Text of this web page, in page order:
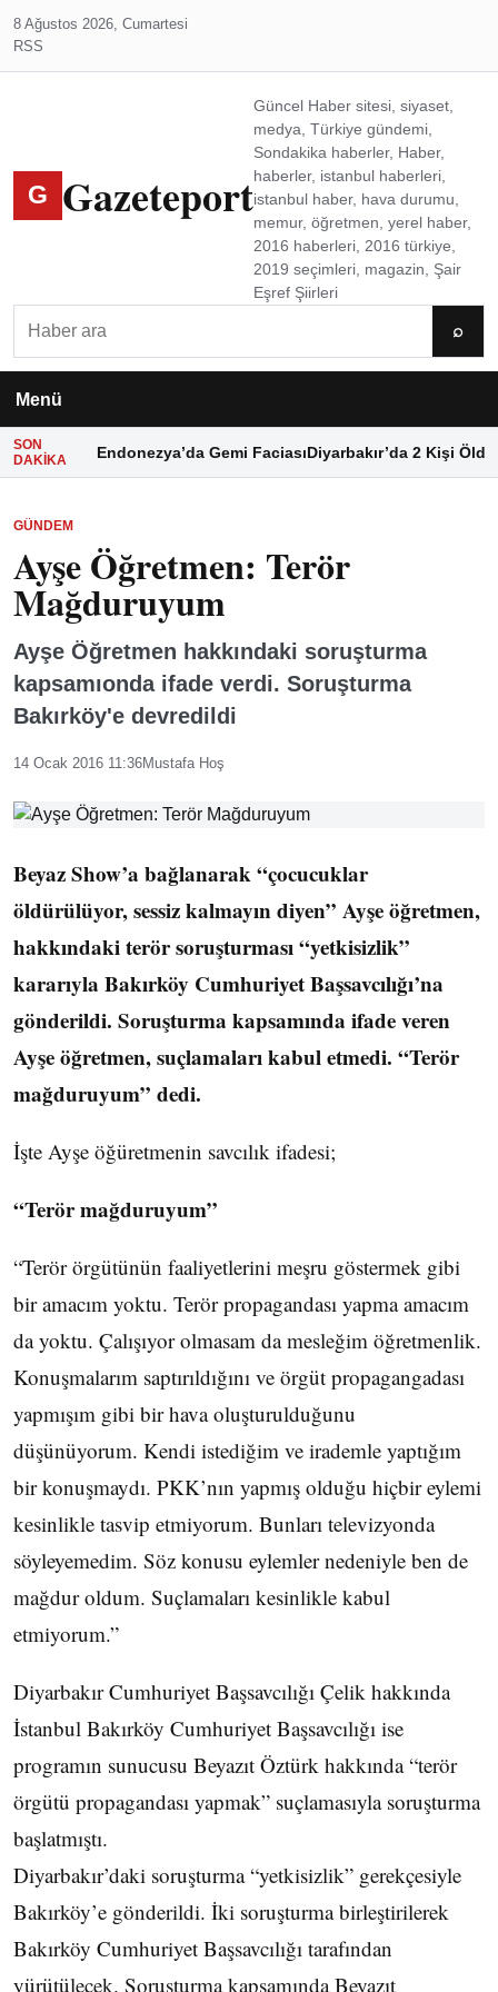
8 Ağustos 2026, Cumartesi
RSS
G Gazeteport
Güncel Haber sitesi, siyaset,
medya, Türkiye gündemi,
Sondakika haberler, Haber,
haberler, istanbul haberleri,
istanbul haber, hava durumu,
memur, öğretmen, yerel haber,
2016 haberleri, 2016 türkiye,
2019 seçimleri, magazin, Şair
Eşref Şiirleri
⌕
Menü
SON
DAKIKA
Endonezya’da Gemi FaciasıDiyarbakır’da 2 Kişi Öldü
GÜNDEM
Ayşe Öğretmen: Terör
Mağduruyum
Ayşe Öğretmen hakkındaki soruşturma
kapsamıonda ifade verdi. Soruşturma
Bakırköy'e devredildi
14 Ocak 2016 11:36Mustafa Hoş
Beyaz Show’a bağlanarak “çocucuklar
öldürülüyor, sessiz kalmayın diyen” Ayşe öğretmen,
hakkındaki terör soruşturması “yetkisizlik”
kararıyla Bakırköy Cumhuriyet Başsavcılığı’na
gönderildi. Soruşturma kapsamında ifade veren
Ayşe öğretmen, suçlamaları kabul etmedi. “Terör
mağduruyum” dedi.
İşte Ayşe öğüretmenin savcılık ifadesi;
“Terör mağduruyum”
“Terör örgütünün faaliyetlerini meşru göstermek gibi
bir amacım yoktu. Terör propagandası yapma amacım
da yoktu. Çalışıyor olmasam da mesleğim öğretmenlik.
Konuşmalarım saptırıldığını ve örgüt propagangadası
yapmışım gibi bir hava oluşturulduğunu
düşünüyorum. Kendi istediğim ve irademle yaptığım
bir konuşmaydı. PKK’nın yapmış olduğu hiçbir eylemi
kesinlikle tasvip etmiyorum. Bunları televizyonda
söyleyemedim. Söz konusu eylemler nedeniyle ben de
mağdur oldum. Suçlamaları kesinlikle kabul
etmiyorum.”
Diyarbakır Cumhuriyet Başsavcılığı Çelik hakkında
İstanbul Bakırköy Cumhuriyet Başsavcılığı ise
programın sunucusu Beyazıt Öztürk hakkında “terör
örgütü propagandası yapmak” suçlamasıyla soruşturma
başlatmıştı.
Diyarbakır’daki soruşturma “yetkisizlik” gerekçesiyle
Bakırköy’e gönderildi. İki soruşturma birleştirilerek
Bakırköy Cumhuriyet Başsavcılığı tarafından
yürütülecek. Soruşturma kapsamında Beyazıt